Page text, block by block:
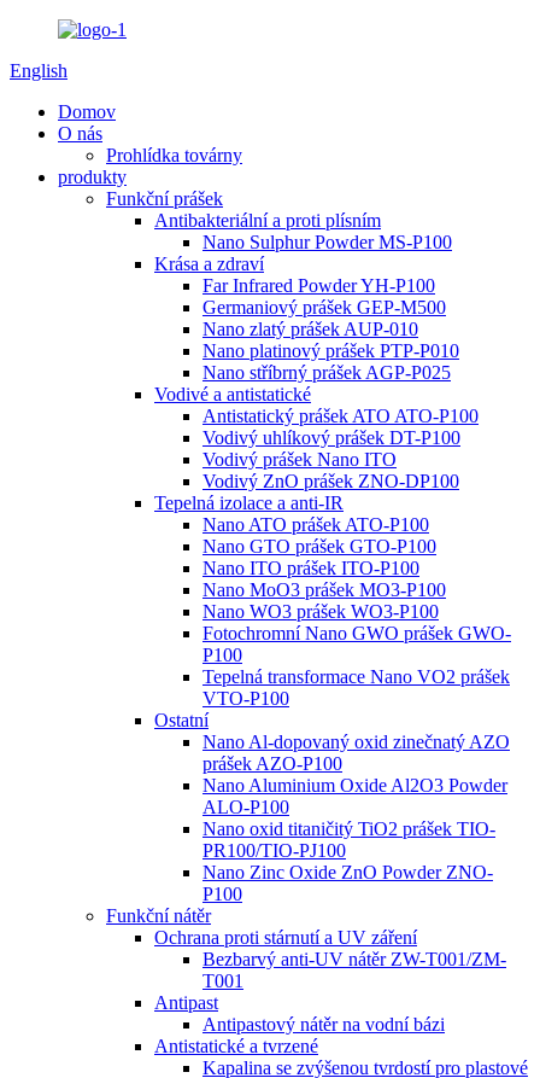
English
Domov
O nás
Prohlídka továrny
produkty
Funkční prášek
Antibakteriální a proti plísním
Nano Sulphur Powder MS-P100
Krása a zdraví
Far Infrared Powder YH-P100
Germaniový prášek GEP-M500
Nano zlatý prášek AUP-010
Nano platinový prášek PTP-P010
Nano stříbrný prášek AGP-P025
Vodivé a antistatické
Antistatický prášek ATO ATO-P100
Vodivý uhlíkový prášek DT-P100
Vodivý prášek Nano ITO
Vodivý ZnO prášek ZNO-DP100
Tepelná izolace a anti-IR
Nano ATO prášek ATO-P100
Nano GTO prášek GTO-P100
Nano ITO prášek ITO-P100
Nano MoO3 prášek MO3-P100
Nano WO3 prášek WO3-P100
Fotochromní Nano GWO prášek GWO-
P100
Tepelná transformace Nano VO2 prášek
VTO-P100
Ostatní
Nano Al-dopovaný oxid zinečnatý AZO
prášek AZO-P100
Nano Aluminium Oxide Al2O3 Powder
ALO-P100
Nano oxid titaničitý TiO2 prášek TIO-
PR100/TIO-PJ100
Nano Zinc Oxide ZnO Powder ZNO-
P100
Funkční nátěr
Ochrana proti stárnutí a UV záření
Bezbarvý anti-UV nátěr ZW-T001/ZM-
T001
Antipast
Antipastový nátěr na vodní bázi
Antistatické a tvrzené
Kapalina se zvýšenou tvrdostí pro plastové